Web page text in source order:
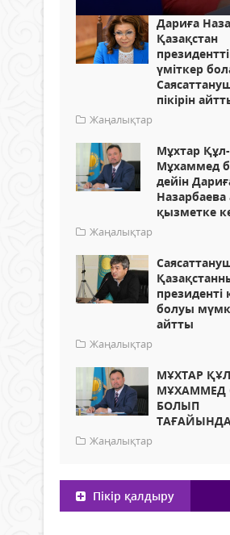
Дариға
Қазақстан
үміткер
пікірін
Жаңалықтар
Мұхтар Құл-
Мұхаммед
дейін
Назарбаева
қызметке
Жаңалықтар
президенті
болуы
айтты
Жаңалықтар
МҰХТАР
МҰХАММЕД
БОЛЫП
Жаңалықтар
Пікір қалдыру